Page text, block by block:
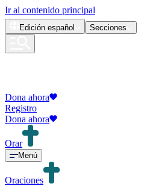
Ir al contenido principal
Edición español Secciones
Dona ahora
Registro
Dona ahora
Orar
Menú
Oraciones